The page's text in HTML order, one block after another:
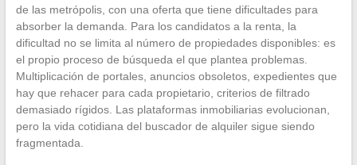
de las metrópolis, con una oferta que tiene dificultades para
absorber la demanda. Para los candidatos a la renta, la
dificultad no se limita al número de propiedades disponibles: es
el propio proceso de búsqueda el que plantea problemas.
Multiplicación de portales, anuncios obsoletos, expedientes que
hay que rehacer para cada propietario, criterios de filtrado
demasiado rígidos. Las plataformas inmobiliarias evolucionan,
pero la vida cotidiana del buscador de alquiler sigue siendo
fragmentada.